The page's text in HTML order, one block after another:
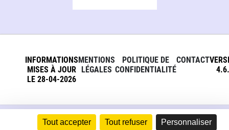
Tout accepter Tout refuser Personnaliser
INFORMATIONS
MISES À JOUR
LE 28-04-2026
MENTIONS
LÉGALES
POLITIQUE DE
CONFIDENTIALITÉ
CONTACT